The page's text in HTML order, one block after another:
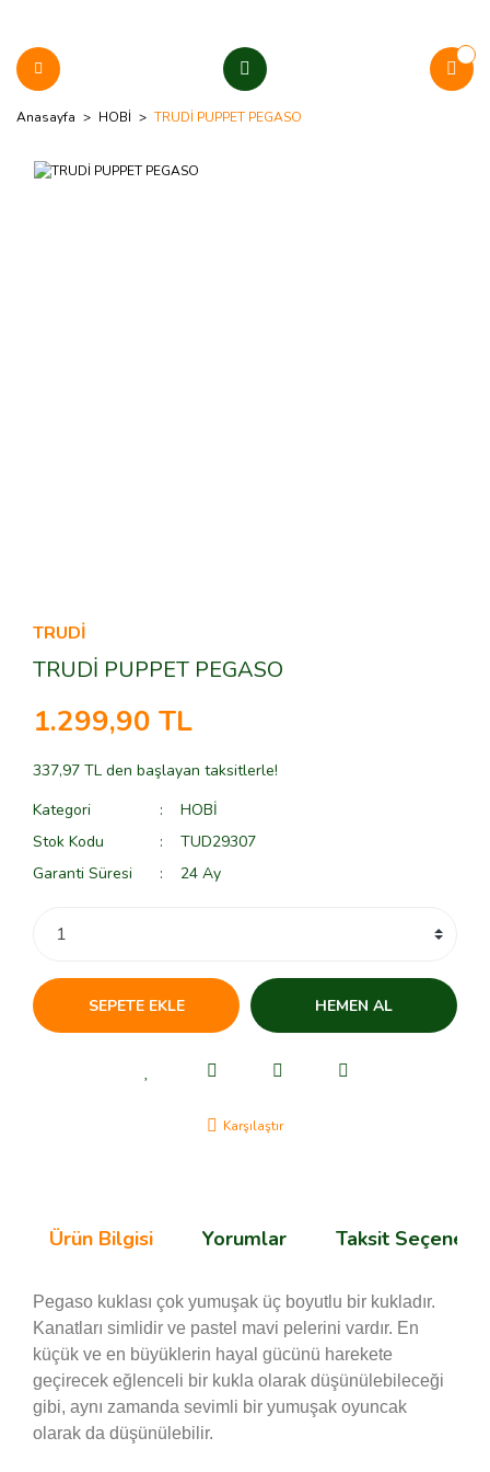
Anasayfa HOBİ TRUDİ PUPPET PEGASO
TRUDİ
TRUDİ PUPPET PEGASO
1.299,90 TL
337,97 TL den başlayan taksitlerle!
Kategori
HOBİ
Stok Kodu
TUD29307
Garanti Süresi
24 Ay
SEPETE EKLE HEMEN AL
Karşılaştır
Ürün Bilgisi Yorumlar Taksit
Pegaso kuklası çok yumuşak üç boyutlu bir kukladır.
Kanatları simlidir ve pastel mavi pelerini vardır. En
küçük ve en büyüklerin hayal gücünü harekete
geçirecek eğlenceli bir kukla olarak düşünülebileceği
gibi, aynı zamanda sevimli bir yumuşak oyuncak
olarak da düşünülebilir.